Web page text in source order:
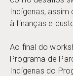
Indígenas,
à finanças e
Ao final do
Programa de
Indígenas do